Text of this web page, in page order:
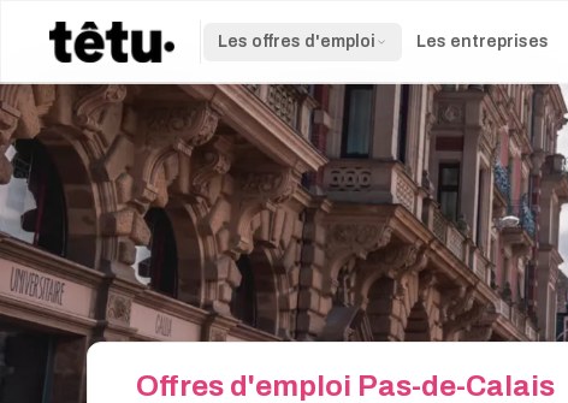
Les offres d'emploi Les entreprises
Offres d'emploi Pas-de-Calais